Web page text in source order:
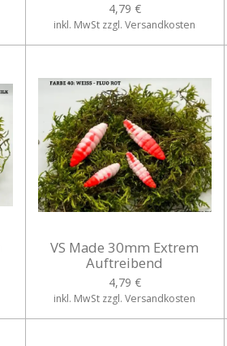
4,79 €
inkl. MwSt zzgl. Versandkosten
VS Made 30mm Extrem
Auftreibend
4,79 €
inkl. MwSt zzgl. Versandkosten